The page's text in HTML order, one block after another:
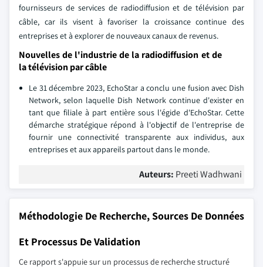
fournisseurs de services de radiodiffusion et de télévision par
câble, car ils visent à favoriser la croissance continue des
entreprises et à explorer de nouveaux canaux de revenus.
Nouvelles de l'industrie de la radiodiffusion et de
la télévision par câble
Le 31 décembre 2023, EchoStar a conclu une fusion avec Dish
Network, selon laquelle Dish Network continue d'exister en
tant que filiale à part entière sous l'égide d'EchoStar. Cette
démarche stratégique répond à l'objectif de l'entreprise de
fournir une connectivité transparente aux individus, aux
entreprises et aux appareils partout dans le monde.
Auteurs: Preeti Wadhwani
Méthodologie De Recherche, Sources De Données
Et Processus De Validation
Ce rapport s'appuie sur un processus de recherche structuré